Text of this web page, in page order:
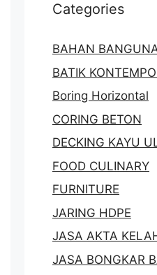
Categories
BAHAN
BATIK
Boring Horizontal
CORING BETON
DECKING KAYU
FOOD CULINARY
FURNITURE
JARING HDPE
JASA AKTA
JASA BONGKAR